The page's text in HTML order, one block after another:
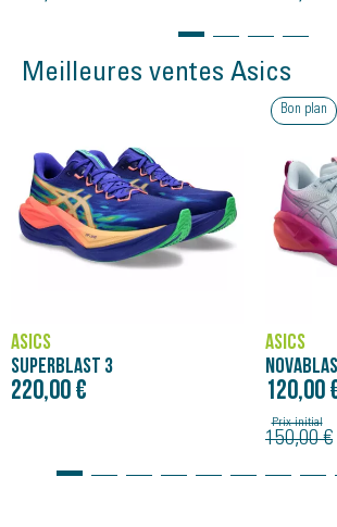
Meilleures ventes Asics
ASICS
SUPERBLAST 3
220,00 €
Bon plan
ASICS
120,00
Prix initial
150,00 €